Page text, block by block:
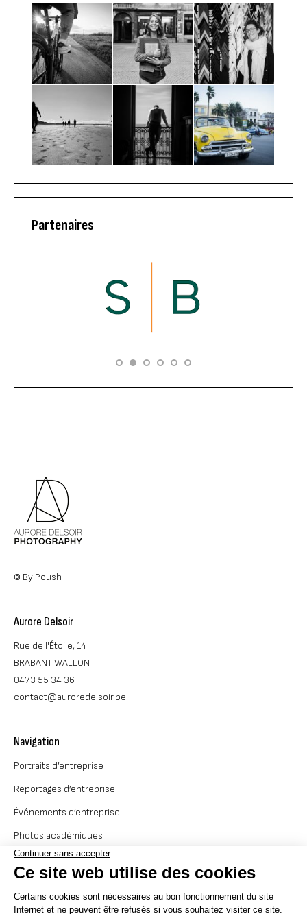
Partenaires
© By Poush
BRABANT WALLON
0473 55 34 36
contact@auroredelsoir.be
Navigation
Portraits d’entreprise
Reportages d’entreprise